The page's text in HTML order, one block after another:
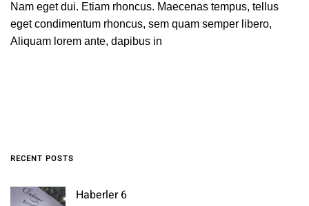
Nam eget dui. Etiam rhoncus. Maecenas tempus, tellus
eget condimentum rhoncus, sem quam semper libero,
Aliquam lorem ante, dapibus in
RECENT POSTS
Haberler 6